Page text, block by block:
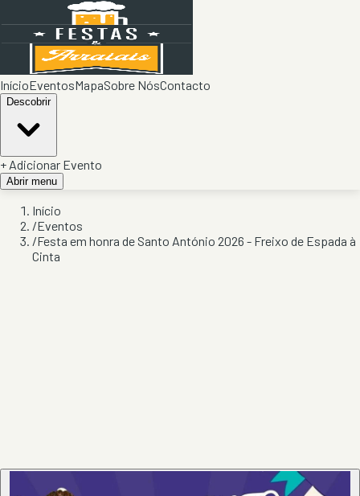
InícioEventosMapaSobre NósContacto
Descobrir
+ Adicionar Evento
Abrir menu
Início
/Eventos
/Festa em honra de Santo António 2026 - Freixo de Espada à
Cinta